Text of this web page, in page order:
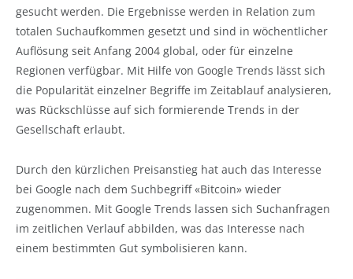
gesucht werden. Die Ergebnisse werden in Relation zum
totalen Suchaufkommen gesetzt und sind in wöchentlicher
Auflösung seit Anfang 2004 global, oder für einzelne
Regionen verfügbar. Mit Hilfe von Google Trends lässt sich
die Popularität einzelner Begriffe im Zeitablauf analysieren,
was Rückschlüsse auf sich formierende Trends in der
Gesellschaft erlaubt.
Durch den kürzlichen Preisanstieg hat auch das Interesse
bei Google nach dem Suchbegriff «Bitcoin» wieder
zugenommen. Mit Google Trends lassen sich Suchanfragen
im zeitlichen Verlauf abbilden, was das Interesse nach
einem bestimmten Gut symbolisieren kann.